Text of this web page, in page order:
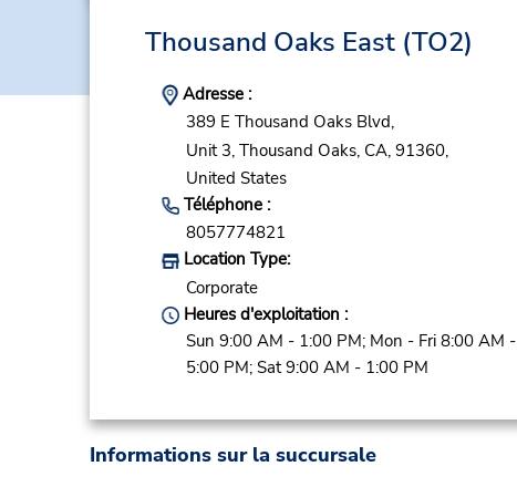
Thousand Oaks East(TO2)
Adresse :
389 E Thousand Oaks Blvd,
Unit 3, Thousand Oaks, CA, 91360,
United States
Téléphone :
8057774821
Location Type:
Corporate
Heures d'exploitation :
Sun 9:00 AM - 1:00 PM; Mon - Fri 8:00 AM -
5:00 PM; Sat 9:00 AM - 1:00 PM
Informations sur la succursale